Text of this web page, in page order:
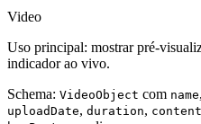
Video
Uso principal: mostrar pré-
indicador ao vivo.
Schema: VideoObject com name,
uploadDate, duration,